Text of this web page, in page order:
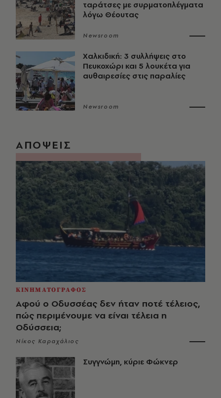
ταράτσες με συρματοπλέγματα
λόγω Θέουτας
Newsroom
Χαλκιδική: 3 συλλήψεις στο
Πευκοχώρι και 5 λουκέτα για
αυθαιρεσίες στις παραλίες
Newsroom
ΑΠΟΨΕΙΣ
ΚΙΝΗΜΑΤΟΓΡΑΦΟΣ
Αφού ο Οδυσσέας δεν ήταν ποτέ τέλειος,
πώς περιμένουμε να είναι τέλεια η
Οδύσσεια;
Νίκος Καραχάλιος
Συγγνώμη, κύριε Φώκνερ